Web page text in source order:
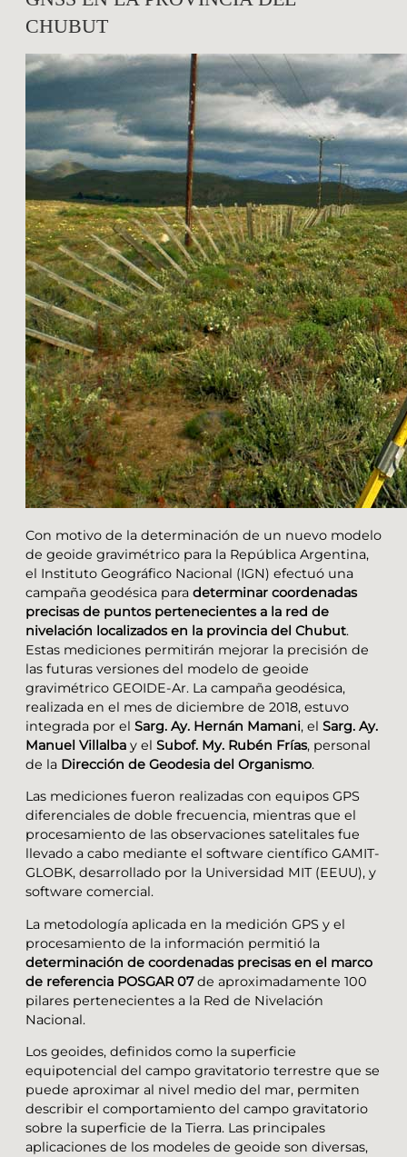
CHUBUT
Con motivo de la determinación de un nuevo modelo
de geoide gravimétrico para la República Argentina,
el Instituto Geográfico Nacional (IGN) efectuó una
campaña geodésica para determinar coordenadas
precisas de puntos pertenecientes a la red de
nivelación localizados en la provincia del Chubut.
Estas mediciones permitirán mejorar la precisión de
las futuras versiones del modelo de geoide
gravimétrico GEOIDE-Ar. La campaña geodésica,
realizada en el mes de diciembre de 2018, estuvo
integrada por el Sarg. Ay. Hernán Mamani, el Sarg. Ay.
Manuel Villalba y el Subof. My. Rubén Frías, personal
de la Dirección de Geodesia del Organismo.
Las mediciones fueron realizadas con equipos GPS
diferenciales de doble frecuencia, mientras que el
procesamiento de las observaciones satelitales fue
llevado a cabo mediante el software científico GAMIT-
GLOBK, desarrollado por la Universidad MIT (EEUU), y
software comercial.
La metodología aplicada en la medición GPS y el
procesamiento de la información permitió la
determinación de coordenadas precisas en el marco
de referencia POSGAR 07de aproximadamente 100
pilares pertenecientes a la Red de Nivelación
Nacional.
Los geoides, definidos como la superficie
equipotencial del campo gravitatorio terrestre que se
puede aproximar al nivel medio del mar, permiten
describir el comportamiento del campo gravitatorio
sobre la superficie de la Tierra. Las principales
aplicaciones de los modeles de geoide son diversas,